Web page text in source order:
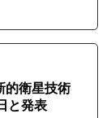
的衛星技術
と発表